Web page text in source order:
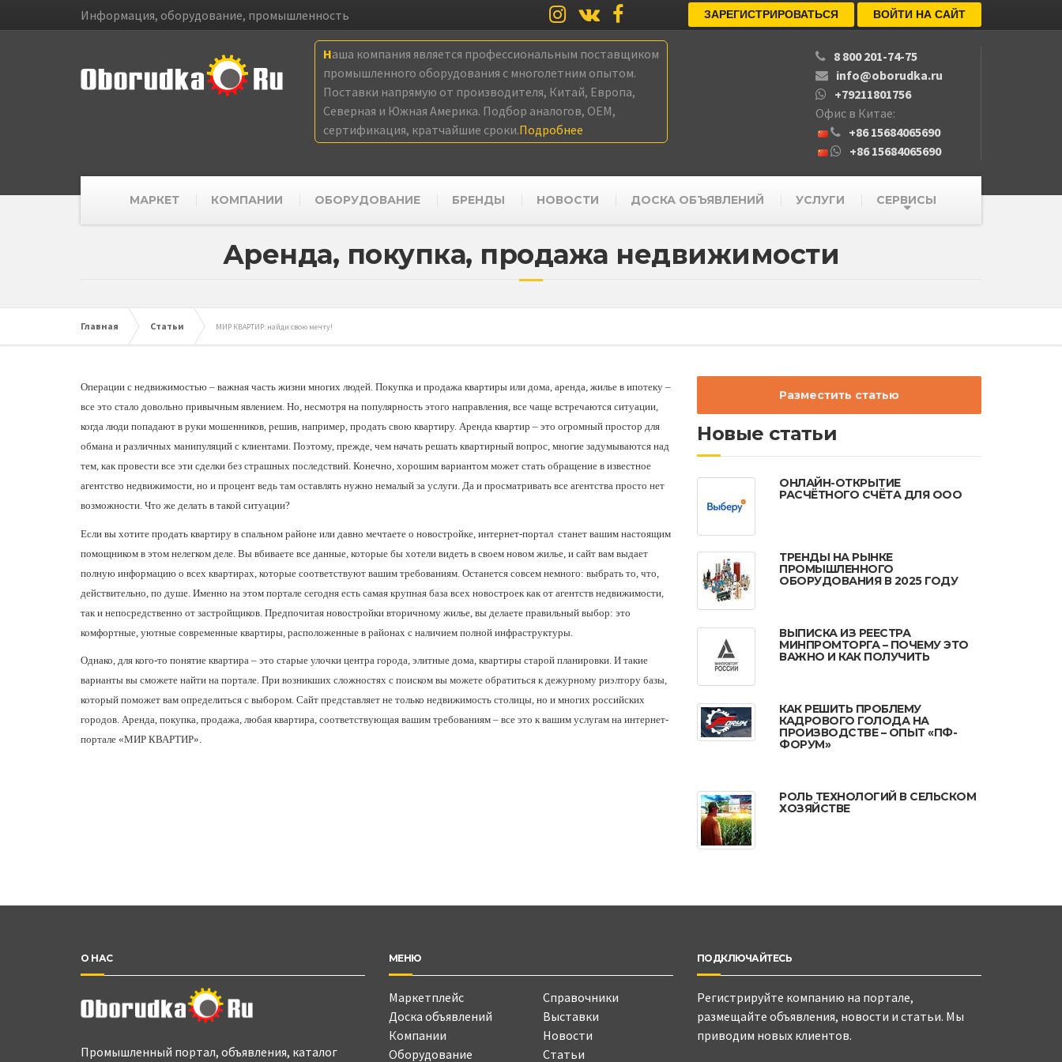
Информация, оборудование, промышленность ЗАРЕГИСТРИРОВАТЬСЯ ВОЙТИ НА САЙТ
Наша компания является профессиональным поставщиком
промышленного оборудования с многолетним опытом.
Поставки напрямую от производителя, Китай, Европа,
Северная и Южная Америка. Подбор аналогов, OEM,
сертификация, кратчайшие сроки.Подробнее
8 800 201-74-75
info@oborudka.ru
+79211801756
Офис в Китае:
+86 15684065690
+86 15684065690
МАРКЕТ КОМПАНИИ ОБОРУДОВАНИЕ БРЕНДЫ НОВОСТИ ДОСКА ОБЪЯВЛЕНИЙ УСЛУГИ СЕРВИСЫ
Аренда, покупка, продажа недвижимости
Главная Статьи МИР КВАРТИР: найди свою мечту!
Операции с недвижимостью – важная часть жизни многих людей. Покупка и продажа квартиры или дома, аренда, жилье в ипотеку –
все это стало довольно привычным явлением. Но, несмотря на популярность этого направления, все чаще встречаются ситуации,
когда люди попадают в руки мошенников, решив, например, продать свою квартиру. Аренда квартир – это огромный простор для
обмана и различных манипуляций с клиентами. Поэтому, прежде, чем начать решать квартирный вопрос, многие задумываются над
тем, как провести все эти сделки без страшных последствий. Конечно, хорошим вариантом может стать обращение в известное
агентство недвижимости, но и процент ведь там оставлять нужно немалый за услуги. Да и просматривать все агентства просто нет
возможности. Что же делать в такой ситуации?
Если вы хотите продать квартиру в спальном районе или давно мечтаете о новостройке, интернет-портал станет вашим настоящим
помощником в этом нелегком деле. Вы вбиваете все данные, которые бы хотели видеть в своем новом жилье, и сайт вам выдает
полную информацию о всех квартирах, которые соответствуют вашим требованиям. Останется совсем немного: выбрать то, что,
действительно, по душе. Именно на этом портале сегодня есть самая крупная база всех новостроек как от агентств недвижимости,
так и непосредственно от застройщиков. Предпочитая новостройки вторичному жилье, вы делаете правильный выбор: это
комфортные, уютные современные квартиры, расположенные в районах с наличием полной инфраструктуры.
Однако, для кого-то понятие квартира – это старые улочки центра города, элитные дома, квартиры старой планировки. И такие
варианты вы сможете найти на портале. При возникших сложностях с поиском вы можете обратиться к дежурному риэлтору базы,
который поможет вам определиться с выбором. Сайт представляет не только недвижимость столицы, но и многих российских
городов. Аренда, покупка, продажа, любая квартира, соответствующая вашим требованиям – все это к вашим услугам на интернет-
портале «МИР КВАРТИР».
Разместить статью
Новые статьи
ОНЛАЙН-ОТКРЫТИЕ
РАСЧЁТНОГО СЧЁТА ДЛЯ ООО
ТРЕНДЫ НА РЫНКЕ
ПРОМЫШЛЕННОГО
ОБОРУДОВАНИЯ В 2025 ГОДУ
ВЫПИСКА ИЗ РЕЕСТРА
МИНПРОМТОРГА – ПОЧЕМУ ЭТО
ВАЖНО И КАК ПОЛУЧИТЬ
КАК РЕШИТЬ ПРОБЛЕМУ
КАДРОВОГО ГОЛОДА НА
ПРОИЗВОДСТВЕ – ОПЫТ «ПФ-
ФОРУМ»
РОЛЬ ТЕХНОЛОГИЙ В СЕЛЬСКОМ
ХОЗЯЙСТВЕ
О НАС
Промышленный портал, объявления, каталог
МЕНЮ
Маркетплейс
Доска объявлений
Компании
Оборудование
Справочники
Выставки
Новости
Статьи
ПОДКЛЮЧАЙТЕСЬ
Регистрируйте компанию на портале,
размещайте объявления, новости и статьи. Мы
приводим новых клиентов.